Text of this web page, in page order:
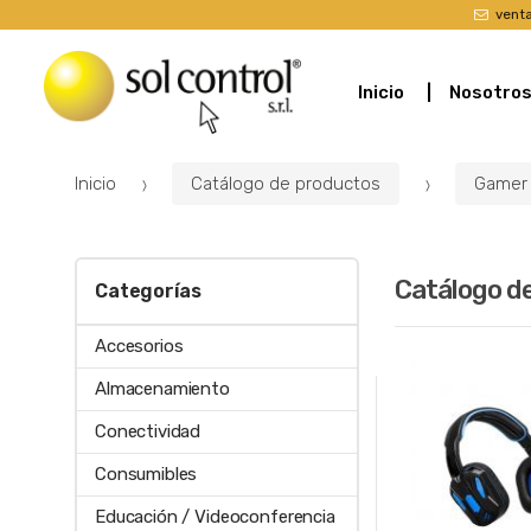
Inicio Nosotros
Inicio Catálogo de productos Gamer
Catálogo
Categorías
Accesorios
Almacenamiento
Conectividad
Consumibles
Educación / Videoconferencia